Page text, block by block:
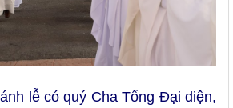
lễ có quý Cha Tổng Đại diện,